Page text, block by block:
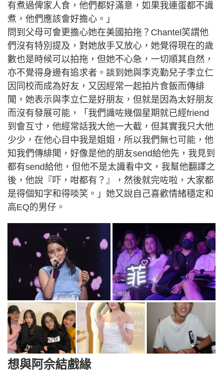
有煮過俾家人食，他們都好滿意，如果我連蛋都不識
煮，他們應該會好擔心。」
問到父母可會更擔心她在美國拍拖？Chantel笑謂他
們沒有特別提及，對她放手又放心，她覺得現在的歲
數也是時候可以拍拖，但她不心急，一切順其自然，
亦不覺得身邊有追求者。談到她與李克勤兒子李立仁
因同校而成為好友，又因經常一起拍片食飯而傳緋
聞，她表示與李立仁是好朋友，但就是因為太好朋友
而沒有發展可能，「我們識咗幾個星期就已經friend
到會互寸，他經常話我大他一大截，但其實我只大他
少少，在他心目中我是姐姐，所以我們無乜可能，他
知我們傳緋聞，好像是他的朋友send給他先，我見到
都有send給他，但他不是太識看中文，我幫他翻譯之
後，他說『吓，咁都有？』，然後就完咗啦，大家都
是得個知字和得啖笑。」她又說自己喜歡情緒穩定和
高EQ的男仔。
想與阿佘結戲緣